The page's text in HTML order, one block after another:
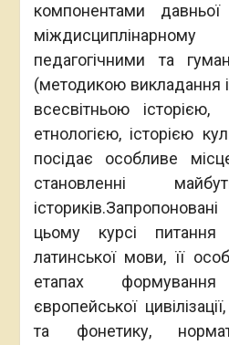
компонентами
педагогічними та
(методикою викладання
всесвітньою історією,
етнологією, історією
посідає особливе
становленні
цьому курсі
латинської мови, її
етапах
європейської
та фонетику,